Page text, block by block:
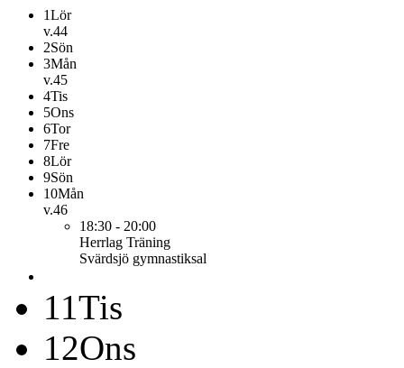
1Lör
v.44
2Sön
3Mån
v.45
4Tis
5Ons
6Tor
7Fre
8Lör
9Sön
10Mån
v.46
18:30 - 20:00
Herrlag Träning
Svärdsjö gymnastiksal
11Tis
12Ons